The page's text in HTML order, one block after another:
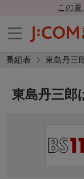
この
番組表 東島丹三
東島丹三郎